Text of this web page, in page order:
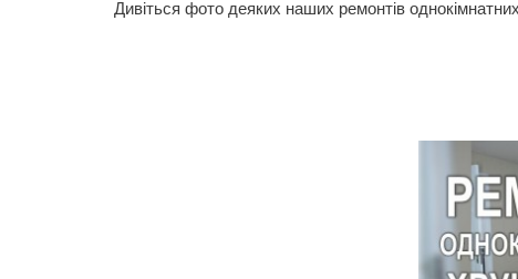
Дивіться фото деяких наших ремонтів